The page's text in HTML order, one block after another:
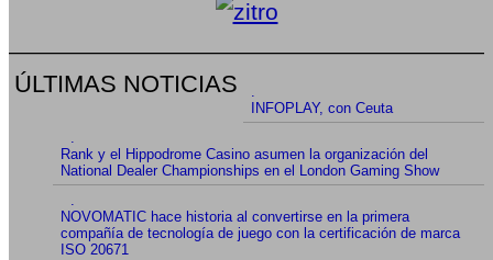
ÚLTIMAS NOTICIAS
.
INFOPLAY, con Ceuta
.
Rank y el Hippodrome Casino asumen la organización del
National Dealer Championships en el London Gaming Show
.
NOVOMATIC hace historia al convertirse en la primera
compañía de tecnología de juego con la certificación de marca
ISO 20671